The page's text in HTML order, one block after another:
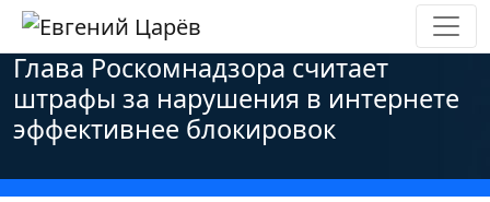
Главная»Новости»Персональные данные
Глава Роскомнадзора считает
штрафы за нарушения в интернете
эффективнее блокировок